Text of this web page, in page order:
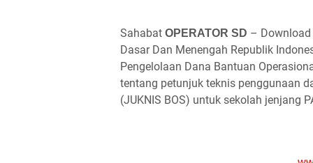
Sahabat OPERATOR SD – Download
Dasar Dan Menengah Republik
Pengelolaan Dana Bantuan
tentang petunjuk teknis penggunaan
(JUKNIS BOS) untuk sekolah jenjang